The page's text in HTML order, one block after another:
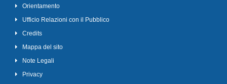
Orientamento
Ufficio Relazioni con il Pubblico
Credits
Mappa del sito
Note Legali
Privacy